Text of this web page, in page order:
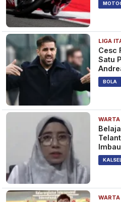
Polisi
KALSEL
LIGA
Cesc
Satu
BOLA